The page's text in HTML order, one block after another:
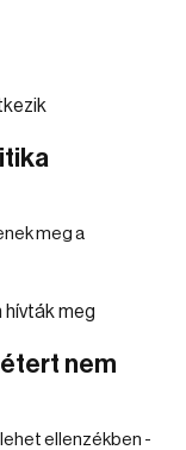
meg a
nem
ellenzékben -